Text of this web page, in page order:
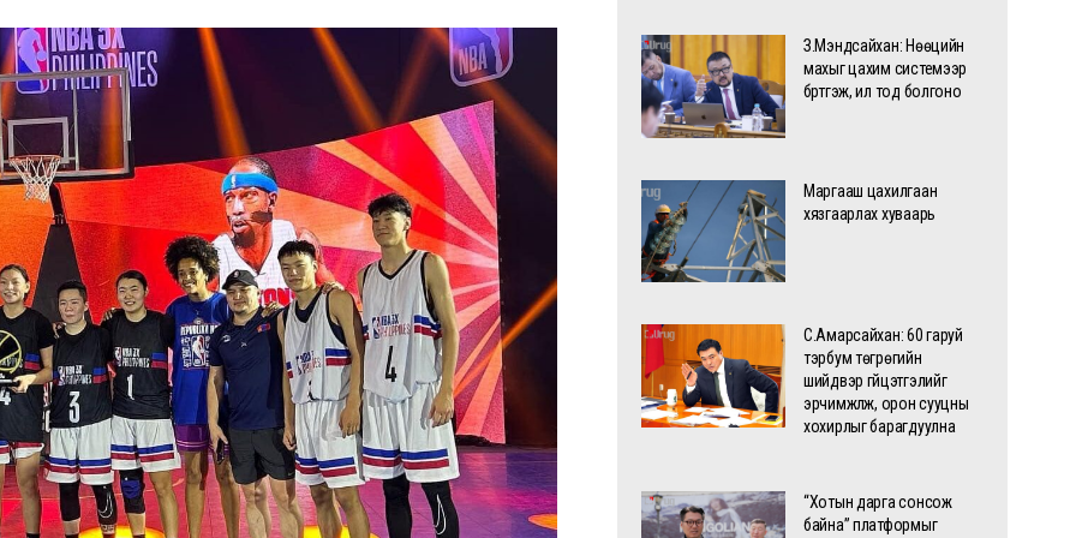
З.Мэндсайхан: Нөөцийн
махыг цахим системээр
бүртгэж, ил тод болгоно
Маргааш цахилгаан
хязгаарлах хуваарь
С.Амарсайхан: 60 гаруй
тэрбум төгрөгийн
шийдвэр гүйцэтгэлийг
эрчимжүүлж, орон сууцны
хохирлыг барагдуулна
“Хотын дарга сонсож
байна” платформыг